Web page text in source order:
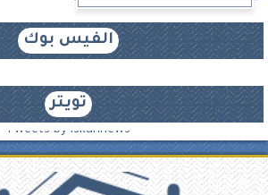
الفيس بوك
تويتر
Tweets by iskannews